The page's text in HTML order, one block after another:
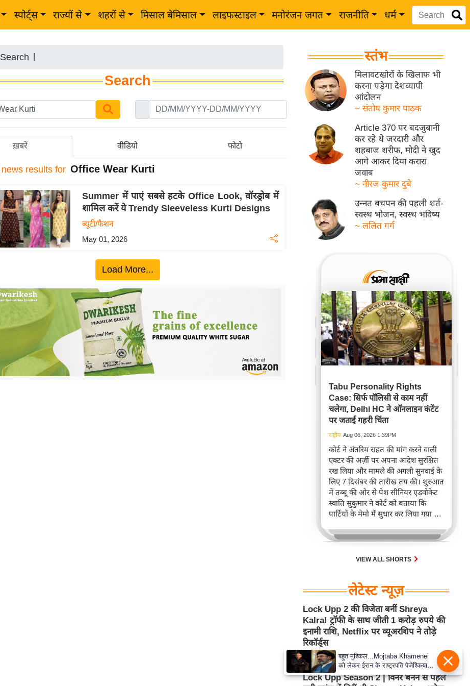
स्पोर्ट्स राज्यों से शहरों से मिसाल बेमिसाल लाइफस्टाइल मनोरंजन जगत राजनीति धर्म
Search
Search
ख़बरें वीडियो फोटो
news results for Office Wear Kurti
Summer में पाएं सबसे हटके Office Look, वॉरड्रोब में
शामिल करें ये Trendy Sleeveless Kurti Designs
ब्यूटी/फैशन
May 01, 2026
Load More...
स्तंभ
मिलावटखोरों के खिलाफ भी
करना पड़ेगा देशव्यापी
आंदोलन
~ संतोष कुमार पाठक
Article 370 पर बदजुबानी
कर रहे थे जरदारी और
शहबाज शरीफ, मोदी ने खुद
आगे आकर दिया करारा
जवाब
~ नीरज कुमार दुबे
उन्नत बचपन की पहली शर्त-
स्वस्थ भोजन, स्वस्थ भविष्य
~ ललित गर्ग
Tabu Personality Rights
Case: सिर्फ पॉलिसी से काम नहीं
चलेगा, Delhi HC ने ऑनलाइन कंटेंट
पर जताई गहरी चिंता
राष्ट्रीय Aug 06, 2026 1:39PM
कोर्ट ने अंतरिम राहत की मांग करने वाली
एक्टर की अर्ज़ी पर अपना आदेश सुरक्षित
रख लिया और मामले की अगली सुनवाई के
लिए 7 दिसंबर की तारीख तय की। शुरुआत
में तब्बू की ओर से पेश सीनियर एडवोकेट
स्वाति सुकुमार ने कोर्ट को बताया कि
पार्टियों के मेमो में सुधार कर लिया गया है
मीडिया इंटरमीडियरीज़ की सही पहचान
VIEW ALL SHORTS
लेटेस्ट न्यूज़
Lock Upp 2 की विजेता बनीं Shreya
Kalra! ट्रॉफी के साथ जीती 1 करोड़ रुपये की
इनामी राशि, Netflix पर व्यूअरशिप ने तोड़े
रिकॉर्ड्स
Aug 06, 2026 2:00PM बॉलीवुड
Lock Upp Season 2 | विनर बनने से पहले
बहुत मुश्किल...Mojtaba Khamenei
को लेकर ईरान के राष्ट्रपति पेजेश्कियान
ने क्या बड़ा खुलासा किया?